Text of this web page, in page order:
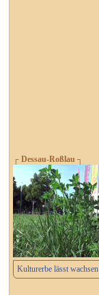
┌ Dessau-Roßlau ┐
Kulturerbe lässt wachsen